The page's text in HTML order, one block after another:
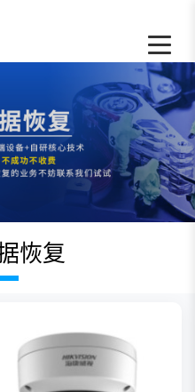
恢复中心
恢复